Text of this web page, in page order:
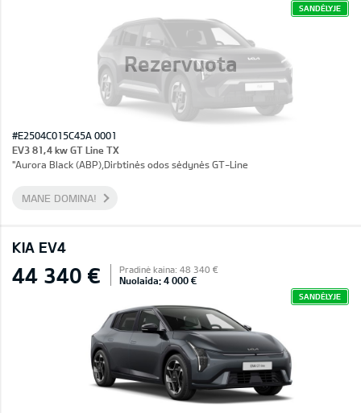
Rezervuota
SANDĖLYJE
#E2504C015C45A 0001
EV3 81,4 kw GT Line TX
"Aurora Black (ABP),Dirbtinės odos sėdynės GT-Line
MANE DOMINA!
KIA EV4
44 340 € Pradinė kaina: 48 340 €
Nuolaida: 4 000 €
SANDĖLYJE